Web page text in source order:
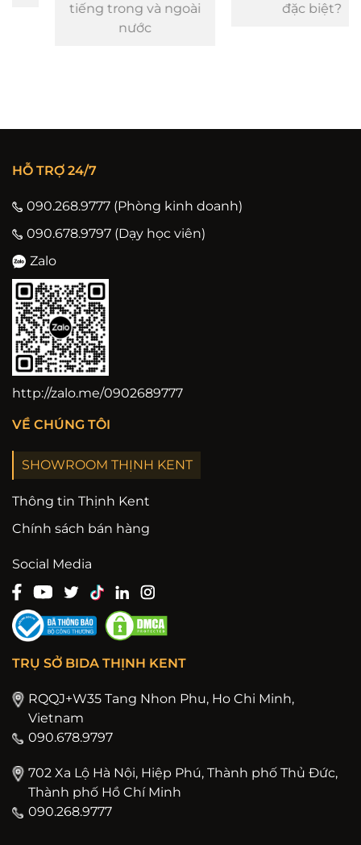
tiếng trong và ngoài
đặc biệt?
HỖ TRỢ 24/7
090.268.9777 (Phòng kinh doanh)
090.678.9797 (Dạy học viên)
Zalo
http://zalo.me/0902689777
VỀ CHÚNG TÔI
SHOWROOM THỊNH KENT
Thông tin Thịnh Kent
Chính sách bán hàng
Social Media
TRỤ SỞ BIDA THỊNH KENT
RQQJ+W35 Tang Nhon Phu, Ho Chi Minh,
Vietnam
090.678.9797
702 Xa Lộ Hà Nội, Hiệp Phú, Thành phố Thủ Đức,
Thành phố Hồ Chí Minh
090.268.9777